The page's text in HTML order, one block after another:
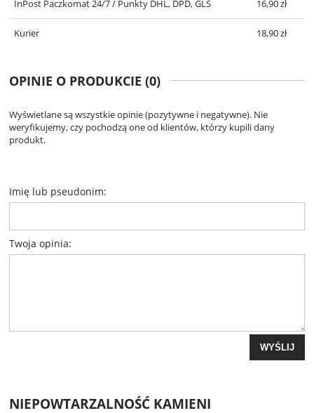
InPost Paczkomat 24/7 / Punkty DHL, DPD, GLS 16,90 zł
Kurier 18,90 zł
OPINIE O PRODUKCIE (0)
Wyświetlane są wszystkie opinie (pozytywne i negatywne). Nie
weryfikujemy, czy pochodzą one od klientów, którzy kupili dany
produkt.
Imię lub pseudonim:
Twoja opinia:
WYŚLIJ
NIEPOWTARZALNOŚĆ KAMIENI